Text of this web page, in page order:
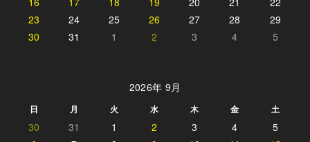
23
24 25 26 27 28
29
30
31 1 2 3 4 5
2026年 9月
日 月 火 水 木 金 土
30 31 1 2 3 4
5